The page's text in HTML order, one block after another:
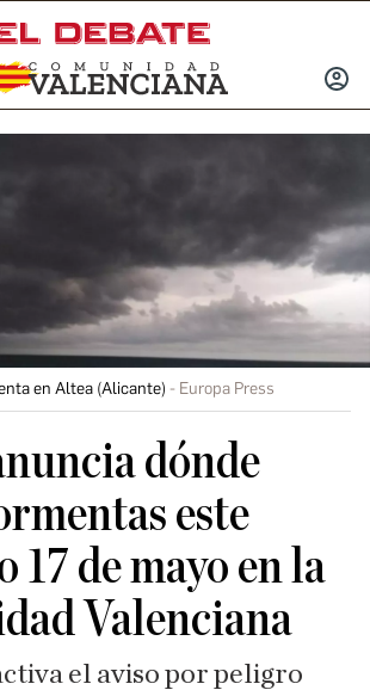
INICIAR
en Altea (Alicante) Europa Press
dónde
este
17 de mayo en la
Valenciana
el aviso por peligro